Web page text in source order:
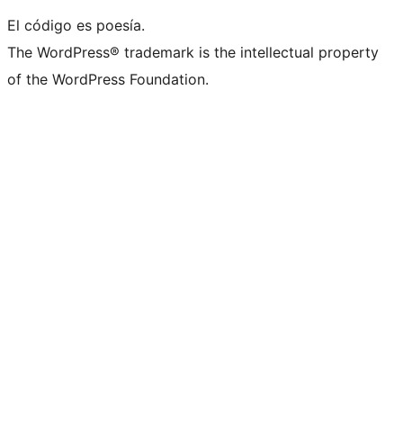
El código es poesía.
The WordPress® trademark is the intellectual property
of the WordPress Foundation.